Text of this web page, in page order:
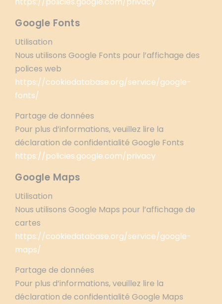
Google Fonts
Utilisation
Nous utilisons Google Fonts pour l’affichage des
polices web
https://cookiedatabase.org/service/google-
fonts/
Partage de données
Pour plus d’informations, veuillez lire la
déclaration de confidentialité Google Fonts
https://policies.google.com/privacy
Google Maps
Utilisation
Nous utilisons Google Maps pour l’affichage de
cartes
https://cookiedatabase.org/service/google-
maps/
Partage de données
Pour plus d’informations, veuillez lire la
déclaration de confidentialité Google Maps